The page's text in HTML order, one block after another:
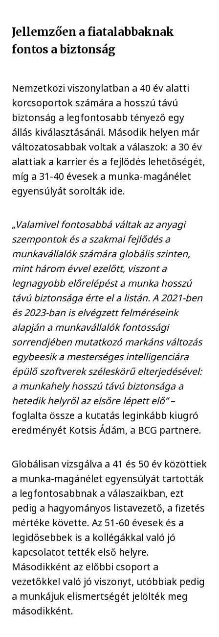
Jellemzően a fiatalabbaknak
fontos a biztonság
Nemzetközi viszonylatban a 40 év alatti
korcsoportok számára a hosszú távú
biztonság a legfontosabb tényező egy
állás kiválasztásánál. Második helyen már
változatosabbak voltak a válaszok: a 30 év
alattiak a karrier és a fejlődés lehetőségét,
míg a 31-40 évesek a munka-magánélet
egyensúlyát sorolták ide.
„Valamivel fontosabbá váltak az anyagi
szempontok és a szakmai fejlődés a
munkavállalók számára globális szinten,
mint három évvel ezelőtt, viszont a
legnagyobb előrelépést a munka hosszú
távú biztonsága érte el a listán. A 2021-ben
és 2023-ban is elvégzett felméréseink
alapján a munkavállalók fontossági
sorrendjében mutatkozó markáns változás
egybeesik a mesterséges intelligenciára
épülő szoftverek széleskörű elterjedésével:
a munkahely hosszú távú biztonsága a
hetedik helyről az elsőre lépett elő”–
foglalta össze a kutatás leginkább kiugró
eredményét Kotsis Ádám, a BCG partnere.
Globálisan vizsgálva a 41 és 50 év közöttiek
a munka-magánélet egyensúlyát tartották
a legfontosabbnak a válaszaikban, ezt
pedig a hagyományos listavezető, a fizetés
mértéke követte. Az 51-60 évesek és a
legidősebbek is a kollégákkal való jó
kapcsolatot tették első helyre.
Másodikként az előbbi csoport a
vezetőkkel való jó viszonyt, utóbbiak pedig
a munkájuk elismertségét jelölték meg
másodikként.